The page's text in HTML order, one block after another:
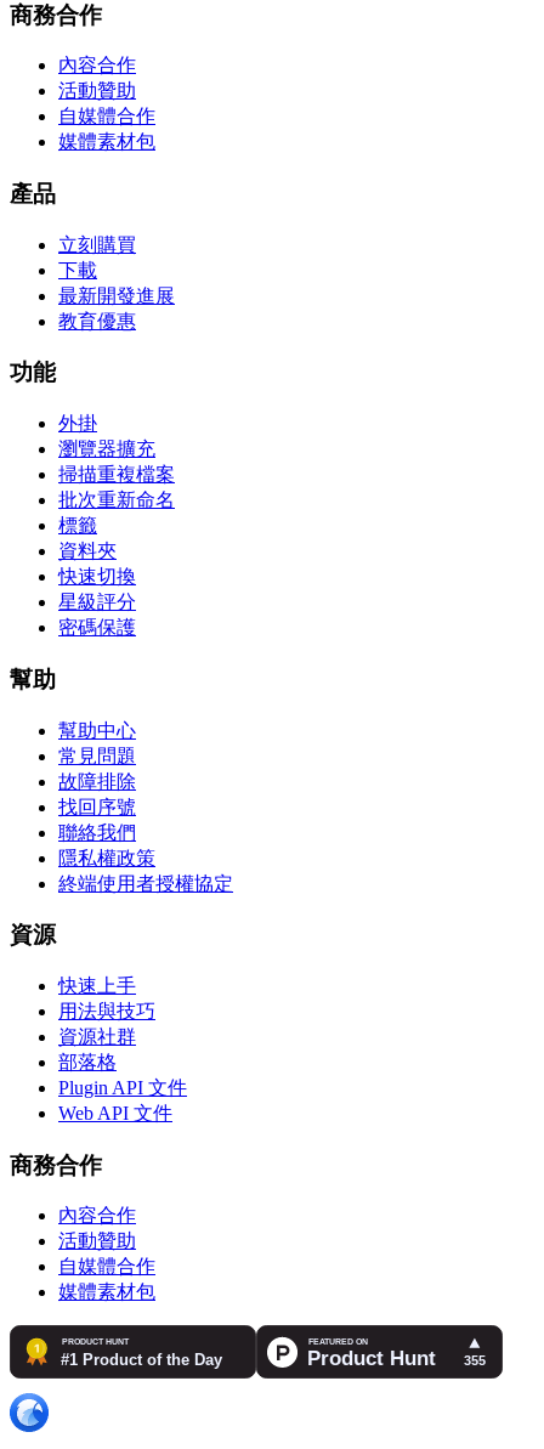
商務合作
內容合作
活動贊助
自媒體合作
媒體素材包
產品
立刻購買
下載
最新開發進展
教育優惠
功能
外掛
瀏覽器擴充
掃描重複檔案
批次重新命名
標籤
資料夾
快速切換
星級評分
密碼保護
幫助
幫助中心
常見問題
故障排除
找回序號
聯絡我們
隱私權政策
終端使用者授權協定
資源
快速上手
用法與技巧
資源社群
部落格
Plugin API 文件
Web API 文件
商務合作
內容合作
活動贊助
自媒體合作
媒體素材包